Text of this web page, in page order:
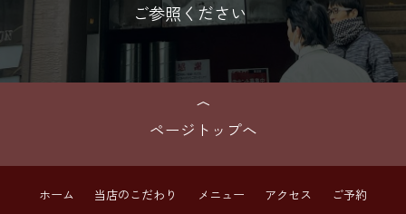
ご参照ください
ページトップへ
ホーム 当店のこだわり メニュー アクセス
ご予約